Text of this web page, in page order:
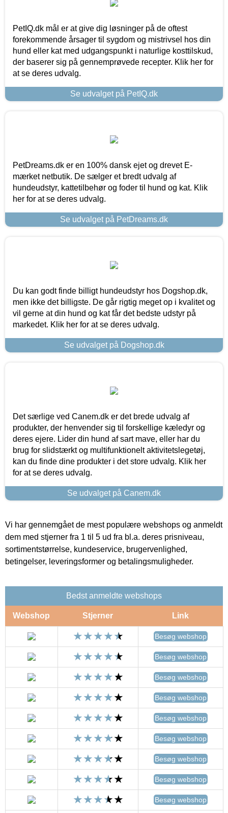
PetIQ.dk mål er at give dig løsninger på de oftest
forekommende årsager til sygdom og mistrivsel hos din
hund eller kat med udgangspunkt i naturlige kosttilskud,
der baserer sig på gennemprøvede recepter. Klik her for
at se deres udvalg.
Se udvalget på PetIQ.dk
PetDreams.dk er en 100% dansk ejet og drevet E-
mærket netbutik. De sælger et bredt udvalg af
hundeudstyr, kattetilbehør og foder til hund og kat. Klik
her for at se deres udvalg.
Se udvalget på PetDreams.dk
Du kan godt finde billigt hundeudstyr hos Dogshop.dk,
men ikke det billigste. De går rigtig meget op i kvalitet og
vil gerne at din hund og kat får det bedste udstyr på
markedet. Klik her for at se deres udvalg.
Se udvalget på Dogshop.dk
Det særlige ved Canem.dk er det brede udvalg af
produkter, der henvender sig til forskellige kæledyr og
deres ejere. Lider din hund af sart mave, eller har du
brug for slidstærkt og multifunktionelt aktivitetslegetøj,
kan du finde dine produkter i det store udvalg. Klik her
for at se deres udvalg.
Se udvalget på Canem.dk
Vi har gennemgået de mest populære webshops og anmeldt
dem med stjerner fra 1 til 5 ud fra bl.a. deres prisniveau,
sortimentstørrelse, kundeservice, brugervenlighed,
betingelser, leveringsformer og betalingsmuligheder.
Bedst anmeldte webshops
Webshop Stjerner Link
Besøg webshop
Besøg webshop
Besøg webshop
Besøg webshop
Besøg webshop
Besøg webshop
Besøg webshop
Besøg webshop
Besøg webshop